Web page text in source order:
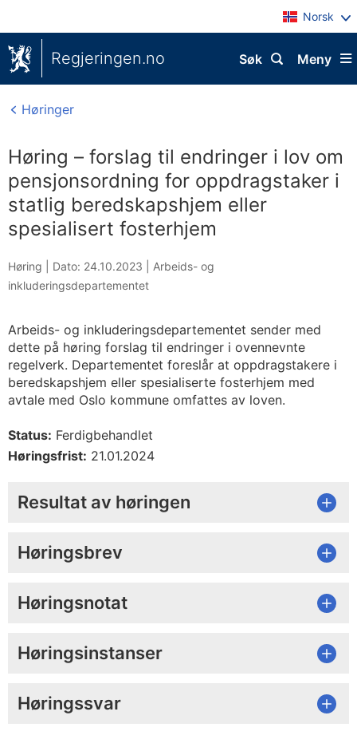
Norsk
Regjeringen.no Meny
Søk
Høringer
Høring – forslag til endringer i lov om
pensjonsordning for oppdragstaker i
statlig beredskapshjem eller
spesialisert fosterhjem
Høring | Dato: 24.10.2023
Arbeids- og
inkluderingsdepartementet
Arbeids- og inkluderingsdepartementet sender med
dette på høring forslag til endringer i ovennevnte
regelverk. Departementet foreslår at oppdragstakere i
beredskapshjem eller spesialiserte fosterhjem med
avtale med Oslo kommune omfattes av loven.
Status: Ferdigbehandlet
Høringsfrist: 21.01.2024
Resultat av høringen
Høringsbrev
Høringsnotat
Høringsinstanser
Høringssvar